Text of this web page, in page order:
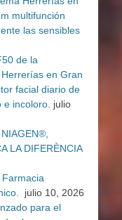
multifunción
las sensibles
de la
en Gran
facial diario de
incoloro. julio
LA DIFERÈNCIA
julio 10, 2026
para el